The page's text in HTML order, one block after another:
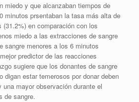
miedo y que alcanzaban tiempos de
minutos prsentaban la tasa más alta de
(31.2%) en comparación con los
miedo a las extracciones de sangre
sangre menores a los 6 minutos
predictor de las reacciones
sugiere que los donantes de sangre
digan estar temerosos por donar deben
una mayor observación durante el
de sangre.